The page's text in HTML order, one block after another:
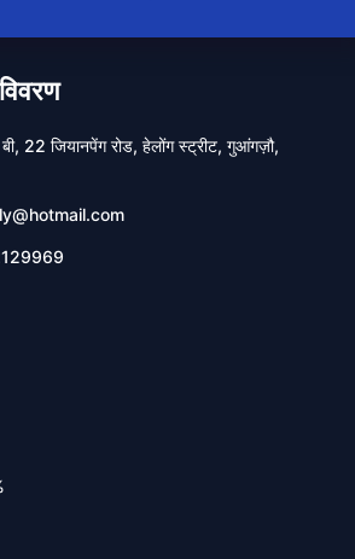
22 जियानपेंग रोड, हेलोंग स्ट्रीट, गुआंगज़ौ,